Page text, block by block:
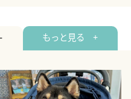
もっと見る +